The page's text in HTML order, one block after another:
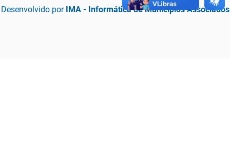
Desenvolvido por IMA - Informática de Municípios Associados